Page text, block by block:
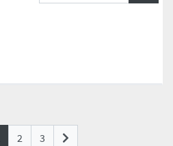
(current)
2
3